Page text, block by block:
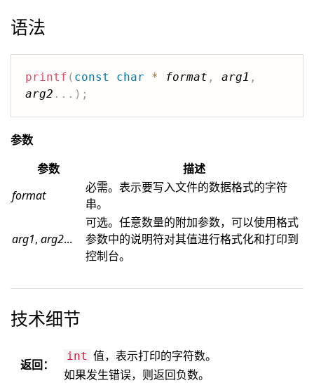
语法
printf ( const char * format , arg1 ,
arg2 . . . ) ;
参数
参数
描述
format
必需。表示要写入文件的数据格式的字符
串。
arg1, arg2...
可选。任意数量的附加参数，可以使用格式
参数中的说明符对其值进行格式化和打印到
控制台。
技术细节
返回：
int 值，表示打印的字符数。
如果发生错误，则返回负数。